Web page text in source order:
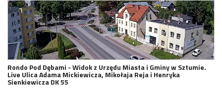
Rondo Pod Dębami - Widok z Urzędu Miasta i Gminy w Sztumie.
Live Ulica Adama Mickiewicza, Mikołaja Reja i Henryka
Sienkiewicza DK 55